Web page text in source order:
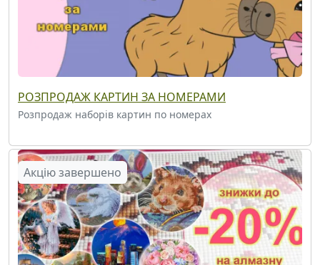
РОЗПРОДАЖ КАРТИН ЗА НОМЕРАМИ
Розпродаж наборів картин по номерах
Акцію завершено